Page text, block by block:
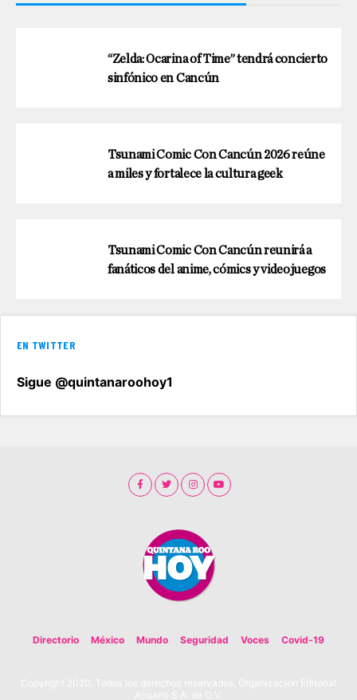
“Zelda: Ocarina of Time” tendrá concierto
sinfónico en Cancún
Tsunami Comic Con Cancún 2026 reúne
a miles y fortalece la cultura geek
Tsunami Comic Con Cancún reunirá a
fanáticos del anime, cómics y videojuegos
EN TWITTER
Sigue @quintanaroohoy1
Directorio México Mundo Seguridad Voces Covid-19